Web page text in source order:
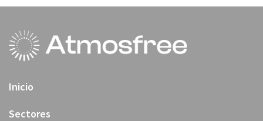
Inicio
Sectores